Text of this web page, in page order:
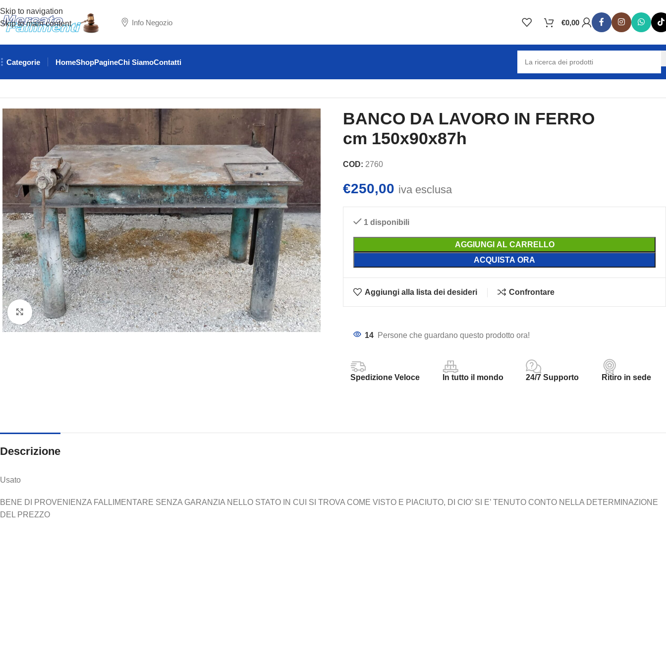
Skip to navigation
Skip to main content
Info Negozio €0,00
Categorie HomeShopPagineChi SiamoContatti
Clicca per ingrandire
BANCO DA LAVORO IN FERRO
cm 150x90x87h
COD: 2760
€250,00 iva esclusa
1 disponibili
AGGIUNGI AL CARRELLO
ACQUISTA ORA
Aggiungi alla lista dei desideri Confrontare
14 Persone che guardano questo prodotto ora!
Spedizione Veloce In tutto il mondo 24/7 Supporto Ritiro in sede
Descrizione
Usato
BENE DI PROVENIENZA FALLIMENTARE SENZA GARANZIA NELLO STATO IN CUI SI TROVA COME VISTO E PIACIUTO, DI CIO’ SI E’ TENUTO CONTO NELLA DETERMINAZIONE
DEL PREZZO